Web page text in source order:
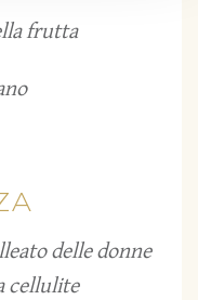
frutta
delle donne
cellulite